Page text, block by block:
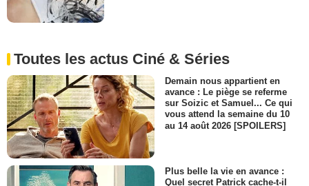
Toutes les actus Ciné & Séries
Demain nous appartient en
avance : Le piège se referme
sur Soizic et Samuel... Ce qui
vous attend la semaine du 10
au 14 août 2026 [SPOILERS]
Plus belle la vie en avance :
Quel secret Patrick cache-t-il